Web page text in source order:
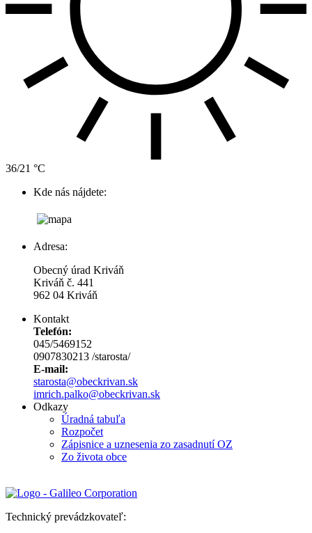
36/21 °C
Kde nás nájdete:
Adresa:
Obecný úrad Kriváň
Kriváň č. 441
962 04 Kriváň
Kontakt
Telefón:
045/5469152
0907830213 /starosta/
E-mail:
starosta@obeckrivan.sk
imrich.palko@obeckrivan.sk
Odkazy
Úradná tabuľa
Rozpočet
Zápisnice a uznesenia zo zasadnutí OZ
Zo života obce
Technický prevádzkovateľ: